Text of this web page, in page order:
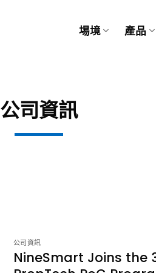
埸境 產品
公司資訊
公司資訊
NineSmart Joins the